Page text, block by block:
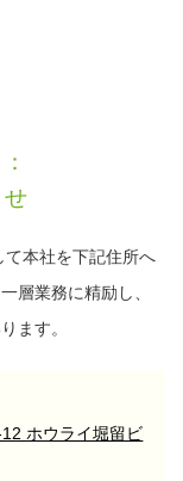
て本社を下記住所へ
層業務に精励し、
ます。
ホウライ堀留ビ